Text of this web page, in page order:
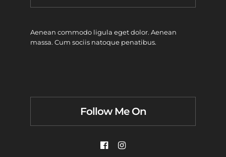
Aenean commodo ligula eget dolor. Aenean
massa. Cum sociis natoque penatibus.
Follow Me On